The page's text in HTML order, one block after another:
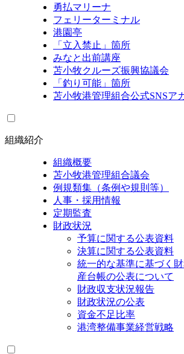
勇払マリーナ
フェリーターミナル
港園亭
「立入禁止」箇所
みなと出前講座
苫小牧クルーズ振興協議会
「釣り可能」箇所
苫小牧港管理組合公式SNSア
組織紹介
組織概要
苫小牧港管理組合議会
例規類集（条例や規則等）
人事・採用情報
定期監査
財政状況
予算に関する公表資料
決算に関する公表資料
統一的な基準に基づく
産台帳の公表について
財政収支状況報告
財政状況の公表
資金不足比率
港湾整備事業経営戦略